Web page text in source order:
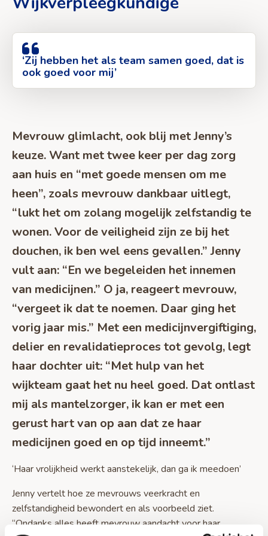
‘Zij hebben het als team samen goed, dat is
ook goed voor mij’
Mevrouw glimlacht, ook blij met Jenny’s
keuze. Want met twee keer per dag zorg
aan huis en “met goede mensen om me
heen”, zoals mevrouw dankbaar uitlegt,
“lukt het om zolang mogelijk zelfstandig te
wonen. Voor de veiligheid zijn ze bij het
douchen, ik ben wel eens gevallen.” Jenny
vult aan: “En we begeleiden het innemen
van medicijnen.” O ja, reageert mevrouw,
“vergeet ik dat te noemen. Daar ging het
vorig jaar mis.” Met een medicijnvergiftiging,
delier en revalidatieproces tot gevolg, legt
haar dochter uit: “Met hulp van het
wijkteam gaat het nu heel goed. Dat ontlast
mij als mantelzorger, ik kan er met een
gerust hart van op aan dat ze haar
medicijnen goed en op tijd inneemt.”
‘Haar vrolijkheid werkt aanstekelijk, dan ga ik meedoen’
Jenny vertelt hoe ze mevrouws veerkracht en
zelfstandigheid bewondert en als voorbeeld ziet.
“Ondanks alles heeft mevrouw aandacht voor haar